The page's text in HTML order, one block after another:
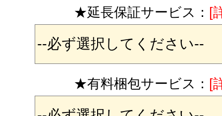
★延長保証サービス： [
★有料梱包サービス： [